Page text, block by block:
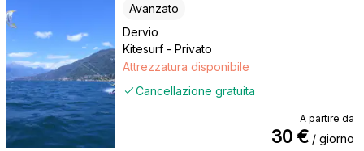
Dervio
Avanzato
Kitesurf - Privato
Cancellazione gratuita
Attrezzatura disponibile
A partire da
30 € / giorno